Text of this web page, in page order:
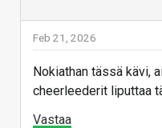
Feb 21, 2026
Nokiathan tässä kävi,
cheerleederit liputtaa
Vastaa